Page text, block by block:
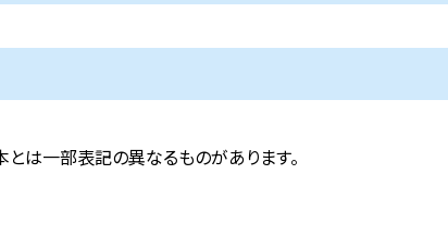
は一部表記の異なるものがあります。